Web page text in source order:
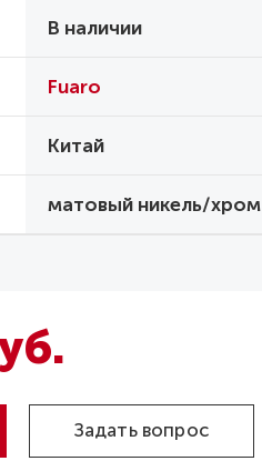
В наличии
Fuaro
Китай
матовый никель/хром
Задать вопрос